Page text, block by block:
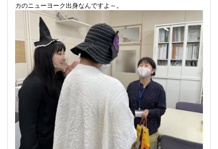
カのニューヨーク出身なんですよ～。